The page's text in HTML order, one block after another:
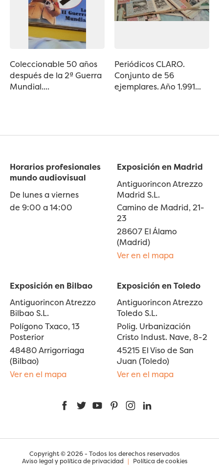
Coleccionable 50 años
después de la 2ª Guerra
Mundial....
Periódicos CLARO.
Conjunto de 56
ejemplares. Año 1.991...
Horarios profesionales
mundo audiovisual
De lunes a viernes
de 9:00 a 14:00
Exposición en Madrid
Antiguorincon Atrezzo
Madrid S.L.
Camino de Madrid, 21-
23
28607 El Álamo
(Madrid)
Ver en el mapa
Exposición en Bilbao
Antiguorincon Atrezzo
Bilbao S.L.
Polígono Txaco, 13
Posterior
48480 Arrigorriaga
(Bilbao)
Ver en el mapa
Exposición en Toledo
Antiguorincon Atrezzo
Toledo S.L.
Polig. Urbanización
Cristo Indust. Nave, 8-2
45215 El Viso de San
Juan (Toledo)
Ver en el mapa
FacebookTwitterYouTubePinterestInstagram
Copyright © 2026 - Todos los derechos reservados
Aviso legal y política de privacidad | Política de cookies